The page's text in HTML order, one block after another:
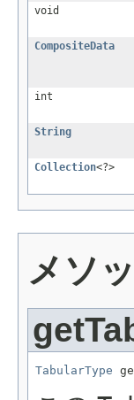
void
CompositeData
int
String
Collection<?>
メソ
TabularType